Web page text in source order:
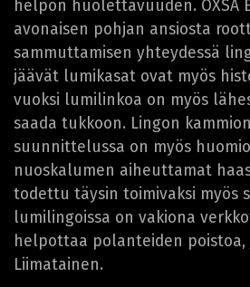
helpon huolettavuuden. OXSA
avonaisen pohjan ansiosta
sammuttamisen yhteydessä
jäävät lumikasat ovat myös
vuoksi lumilinkoa on myös
saada tukkoon. Lingon
suunnittelussa on myös
nuoskalumen aiheuttamat
todettu täysin toimivaksi myös
lumilingoissa on vakiona
helpottaa polanteiden poistoa,
Liimatainen.